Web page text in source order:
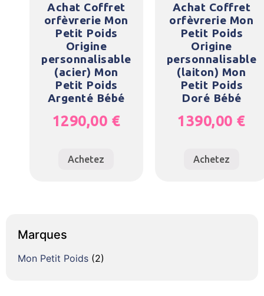
Achat Coffret
orfèvrerie Mon
Petit Poids
Origine
personnalisable
(acier) Mon
Petit Poids
Argenté Bébé
1290,00 €
Achetez
Achat Coffret
orfèvrerie Mon
Petit Poids
Origine
personnalisable
(laiton) Mon
Petit Poids
Doré Bébé
1390,00 €
Achetez
Marques
Mon Petit Poids (2)